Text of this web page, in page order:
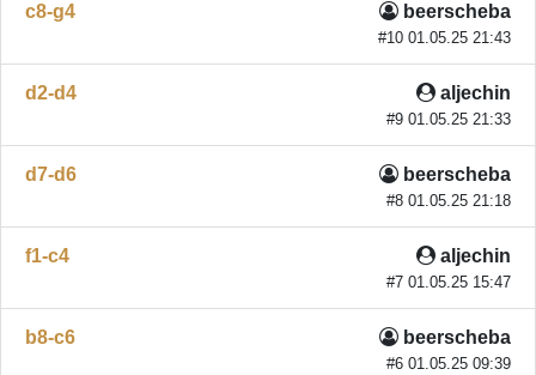
beerscheba
#10 01.05.25 21:43
c8-g4
aljechin
#9 01.05.25 21:33
d2-d4
beerscheba
#8 01.05.25 21:18
d7-d6
aljechin
#7 01.05.25 15:47
f1-c4
beerscheba
#6 01.05.25 09:39
b8-c6